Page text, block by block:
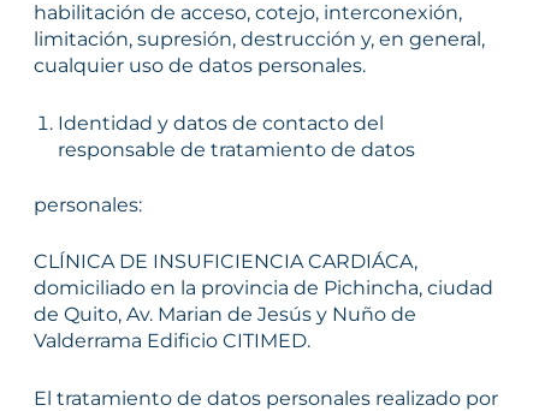
habilitación de acceso, cotejo, interconexión,
limitación, supresión, destrucción y, en general,
cualquier uso de datos personales.
Identidad y datos de contacto del
responsable de tratamiento de datos
personales:
CLÍNICA DE INSUFICIENCIA CARDIÁCA,
domiciliado en la provincia de Pichincha, ciudad
de Quito, Av. Marian de Jesús y Nuño de
Valderrama Edificio CITIMED.
El tratamiento de datos personales realizado por